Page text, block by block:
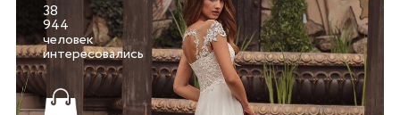
38
944
человек
интересовались